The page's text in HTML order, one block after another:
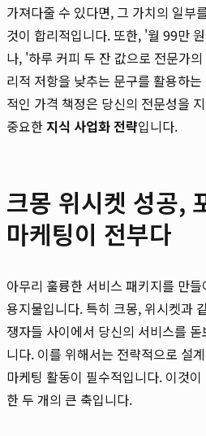
가져다줄 수 있다면, 그 가치의 일부
것이 합리적입니다. 또한, '월 99만
나, '하루 커피 두 잔 값으로 전문가
리적 저항을 낮추는 문구를 활용하
적인 가격 책정은 당신의 전문성을
중요한 지식 사업화 전략입니다.
크몽 위시켓 성공,
마케팅이 전부다
아무리 훌륭한 서비스 패키지를 만
용지물입니다. 특히 크몽, 위시켓과
쟁자들 사이에서 당신의 서비스를
니다. 이를 위해서는 전략적으로 설
마케팅 활동이 필수적입니다. 이것이
한 두 개의 큰 축입니다.